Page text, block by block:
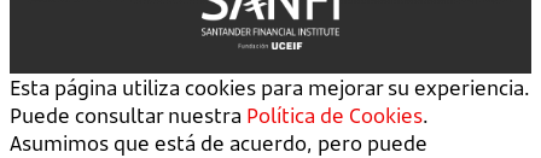
Esta página utiliza cookies para mejorar su experiencia.
Puede consultar nuestra Política de Cookies.
Asumimos que está de acuerdo, pero puede